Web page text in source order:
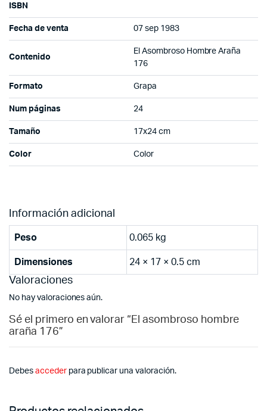
ISBN
Fecha de venta 07 sep 1983
Contenido
El Asombroso Hombre Araña
176
Formato Grapa
Num páginas 24
Tamaño 17x24 cm
Color Color
Información adicional
Peso 0.065 kg
Dimensiones 24 × 17 × 0.5 cm
Valoraciones
No hay valoraciones aún.
Sé el primero en valorar “El asombroso hombre
araña 176”
Debes accederpara publicar una valoración.